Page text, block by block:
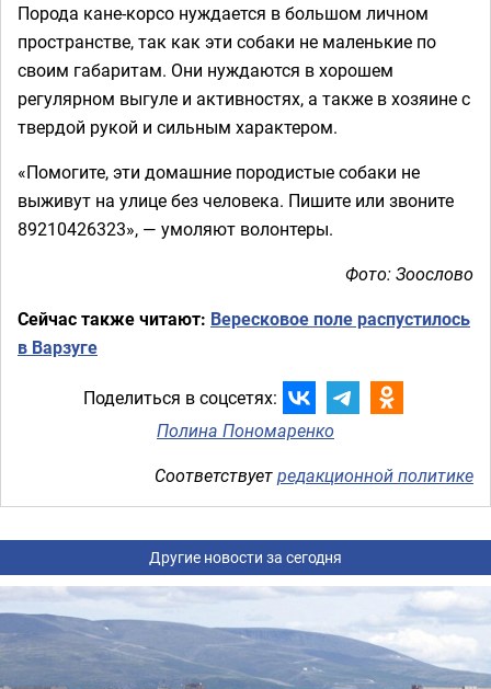
Порода кане-корсо нуждается в большом личном
пространстве, так как эти собаки не маленькие по
своим габаритам. Они нуждаются в хорошем
регулярном выгуле и активностях, а также в хозяине с
твердой рукой и сильным характером.
«Помогите, эти домашние породистые собаки не
выживут на улице без человека. Пишите или звоните
89210426323», — умоляют волонтеры.
Фото: Зоослово
Сейчас также читают: Вересковое поле распустилось
в Варзуге
Поделиться в соцсетях:
Полина Пономаренко
Соответствуетредакционной политике
Другие новости за сегодня